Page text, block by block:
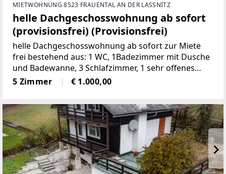
MIETWOHNUNG 8523 FRAUENTAL AN DER LASSNITZ
helle Dachgeschosswohnung ab sofort
(provisionsfrei) (Provisionsfrei)
helle Dachgeschosswohnung ab sofort zur Miete
frei bestehend aus: 1 WC, 1Badezimmer mit Dusche
und Badewanne, 3 Schlafzimmer, 1 sehr offenes
Wohnzimmermit Balkon und Kachelofen, 1 voll
möbelierte Küche, 1 Abstellraum,
5 Zimmer € 1.000,00